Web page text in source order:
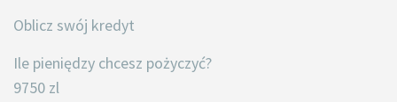
Oblicz swój kredyt
Ile pieniędzy chcesz pożyczyć?
9750 zl